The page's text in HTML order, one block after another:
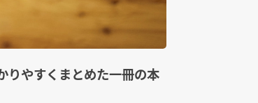
りやすくまとめた一冊の本